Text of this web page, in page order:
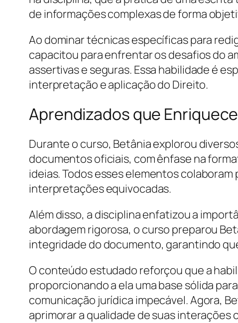
de informações complexas de forma
Ao dominar técnicas específicas para
capacitou para enfrentar os desafios do
assertivas e seguras. Essa habilidade é
interpretação e aplicação do Direito.
Aprendizados que
Durante o curso, Betânia explorou
documentos oficiais, com ênfase na
ideias. Todos esses elementos
interpretações equivocadas.
Além disso, a disciplina enfatizou a
abordagem rigorosa, o curso preparou
integridade do documento, garantindo
O conteúdo estudado reforçou que a
proporcionando a ela uma base sólida
comunicação jurídica impecável. Agora,
aprimorar a qualidade de suas interações